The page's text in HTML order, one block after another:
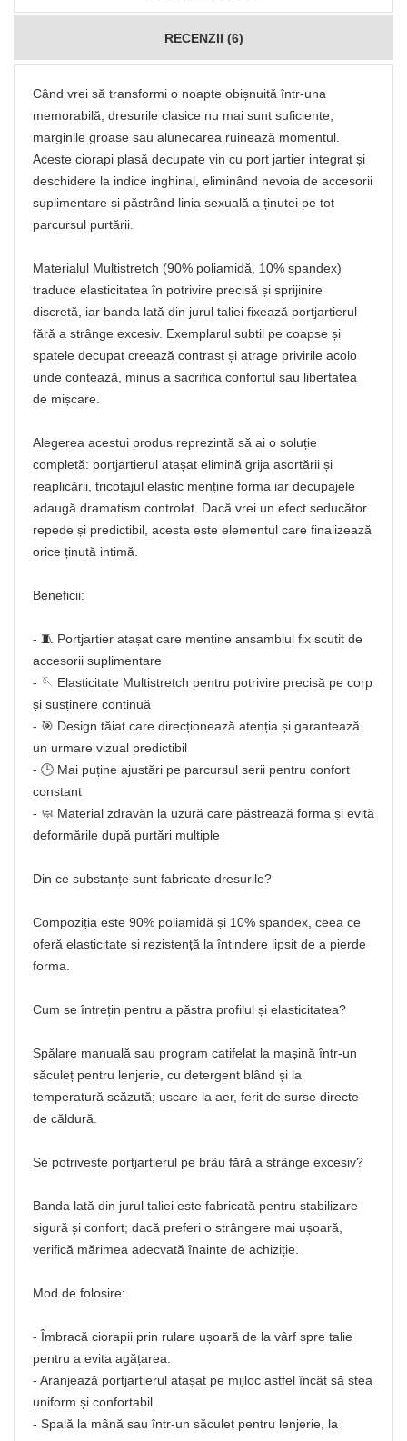
RECENZII (6)
Când vrei să transformi o noapte obișnuită într-una
memorabilă, dresurile clasice nu mai sunt suficiente;
marginile groase sau alunecarea ruinează momentul.
Aceste ciorapi plasă decupate vin cu port jartier integrat și
deschidere la indice inghinal, eliminând nevoia de accesorii
suplimentare și păstrând linia sexuală a ținutei pe tot
parcursul purtării.
Materialul Multistretch (90% poliamidă, 10% spandex)
traduce elasticitatea în potrivire precisă și sprijinire
discretă, iar banda lată din jurul taliei fixează portjartierul
fără a strânge excesiv. Exemplarul subtil pe coapse și
spatele decupat creează contrast și atrage privirile acolo
unde contează, minus a sacrifica confortul sau libertatea
de mișcare.
Alegerea acestui produs reprezintă să ai o soluție
completă: portjartierul atașat elimină grija asortării și
reaplicării, tricotajul elastic menține forma iar decupajele
adaugă dramatism controlat. Dacă vrei un efect seducător
repede și predictibil, acesta este elementul care finalizează
orice ținută intimă.
Beneficii:
- 🧵 Portjartier atașat care menține ansamblul fix scutit de
accesorii suplimentare
- 🪡 Elasticitate Multistretch pentru potrivire precisă pe corp
și susținere continuă
- 🎯 Design tăiat care direcționează atenția și garantează
un urmare vizual predictibil
- 🕒 Mai puține ajustări pe parcursul serii pentru confort
constant
- 🧼 Material zdravăn la uzură care păstrează forma și evită
deformările după purtări multiple
Din ce substanțe sunt fabricate dresurile?
Compoziția este 90% poliamidă și 10% spandex, ceea ce
oferă elasticitate și rezistență la întindere lipsit de a pierde
forma.
Cum se întrețin pentru a păstra profilul și elasticitatea?
Spălare manuală sau program catifelat la mașină într-un
săculeț pentru lenjerie, cu detergent blând și la
temperatură scăzută; uscare la aer, ferit de surse directe
de căldură.
Se potrivește portjartierul pe brâu fără a strânge excesiv?
Banda lată din jurul taliei este fabricată pentru stabilizare
sigură și confort; dacă preferi o strângere mai ușoară,
verifică mărimea adecvată înainte de achiziție.
Mod de folosire:
- Îmbracă ciorapii prin rulare ușoară de la vârf spre talie
pentru a evita agățarea.
- Aranjează portjartierul atașat pe mijloc astfel încât să stea
uniform și confortabil.
- Spală la mână sau într-un săculeț pentru lenjerie, la